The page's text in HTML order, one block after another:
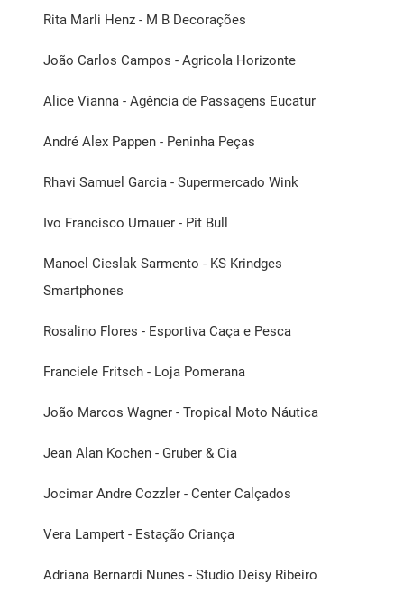
Rita Marli Henz - M B Decorações
João Carlos Campos - Agricola Horizonte
Alice Vianna - Agência de Passagens Eucatur
André Alex Pappen - Peninha Peças
Rhavi Samuel Garcia - Supermercado Wink
Ivo Francisco Urnauer - Pit Bull
Manoel Cieslak Sarmento - KS Krindges
Smartphones
Rosalino Flores - Esportiva Caça e Pesca
Franciele Fritsch - Loja Pomerana
João Marcos Wagner - Tropical Moto Náutica
Jean Alan Kochen - Gruber & Cia
Jocimar Andre Cozzler - Center Calçados
Vera Lampert - Estação Criança
Adriana Bernardi Nunes - Studio Deisy Ribeiro